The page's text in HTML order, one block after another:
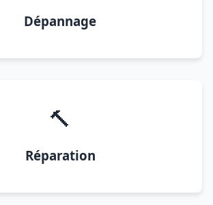
Dépannage
🔨
Réparation